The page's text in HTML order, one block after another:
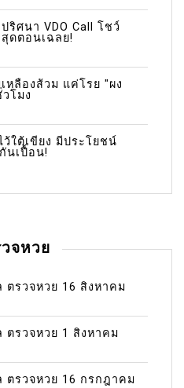
ศนา VDO Call โชว์
ดตอนเฉลย!
หลืองส้วม แค่โรย "ผง
โมง
ใต้เขียง มีประโยชน์
นเปื้อน!
จหวย
ตรวจหวย 16 สิงหาคม
ตรวจหวย 1 สิงหาคม
ตรวจหวย 16 กรกฎาคม